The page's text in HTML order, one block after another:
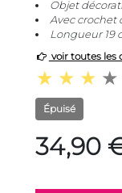
Objet
Avec crochet
Longueur 19
voir toutes les
Épuisé
34,90